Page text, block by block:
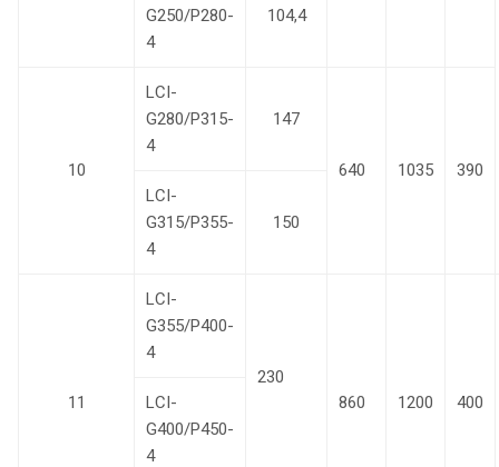
G250/P280-
4
104,4
10
LCI-
G280/P315-
4
147
640 1035
390
LCI-
G315/P355-
4
150
11
LCI-
G355/P400-
4
230
860
1200 400
LCI-
G400/P450-
4